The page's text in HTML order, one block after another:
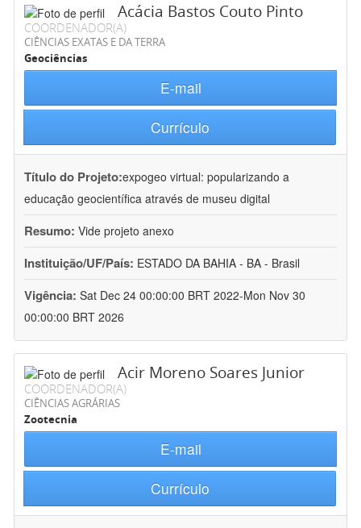
Acácia Bastos Couto Pinto
COORDENADOR(A)
CIÊNCIAS EXATAS E DA TERRA
Geociências
E-mail
Currículo
Título do Projeto:expogeo virtual: popularizando a
educação geocientífica através de museu digital
Resumo: Vide projeto anexo
Instituição/UF/País: ESTADO DA BAHIA - BA - Brasil
Vigência: Sat Dec 24 00:00:00 BRT 2022-Mon Nov 30
00:00:00 BRT 2026
Acir Moreno Soares Junior
COORDENADOR(A)
CIÊNCIAS AGRÁRIAS
Zootecnia
E-mail
Currículo